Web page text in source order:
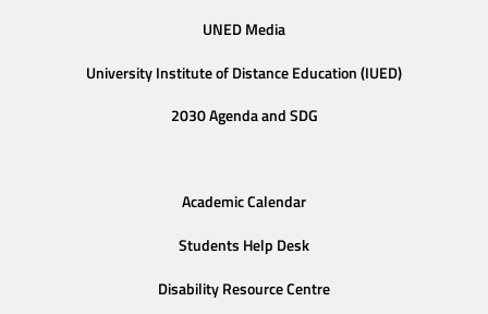
UNED Media
University Institute of Distance Education (IUED)
2030 Agenda and SDG
Academic Calendar
Students Help Desk
Disability Resource Centre